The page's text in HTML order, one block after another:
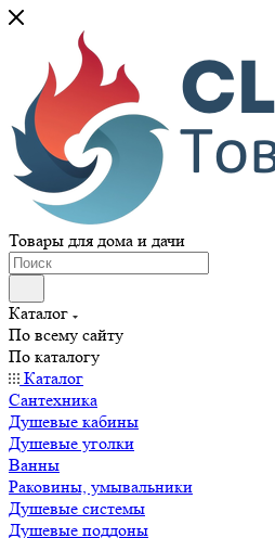
Товары для дома и дачи
Каталог
По всему сайту
По каталогу
Каталог
Сантехника
Душевые кабины
Душевые уголки
Ванны
Раковины, умывальники
Душевые системы
Душевые поддоны